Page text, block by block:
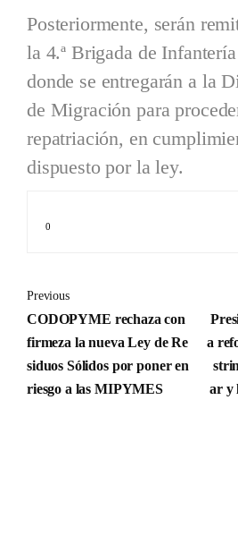
Posteriormente, serán
la 4.ª Brigada de
donde se entregarán a la
de Migración para
repatriación, en
dispuesto por la ley.
0
Previous
CODOPYME rechaza con
firmeza la nueva Ley de Re
siduos Sólidos por poner en
riesgo a las MIPYMES
a
ar y